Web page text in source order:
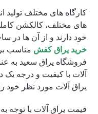
کارگاه های مختلف
های مختلف، کالکشن
خود دارند و از آن ها در
خرید یراق کفش مناسب
فروشگاه یراق سعید به
آلات با کیفیت و درجه یک
یراق آلات مورد نظر خود
قیمت یراق آلات با توجه